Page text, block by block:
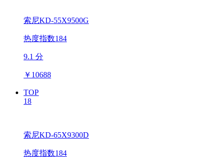
索尼KD-55X9500G
热度指数184
9.1 分
￥ 10688
TOP
18
索尼KD-65X9300D
热度指数184